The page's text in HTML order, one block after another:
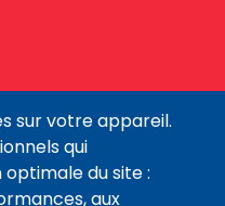
sur votre appareil.
qui
du site :
aux